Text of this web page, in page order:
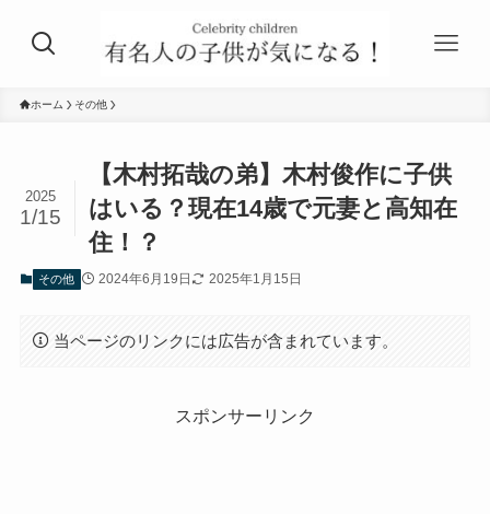
ホーム その他
【木村拓哉の弟】木村俊作に子供
はいる？現在14歳で元妻と高知在
住！？
2025
1/15
その他 2024年6月19日 2025年1月15日
当ページのリンクには広告が含まれています。
スポンサーリンク